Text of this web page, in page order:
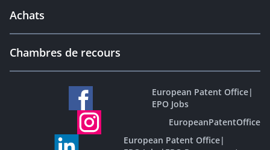
Achats
Chambres de recours
European Patent Office|
EPO Jobs
EuropeanPatentOffice
European Patent Office|